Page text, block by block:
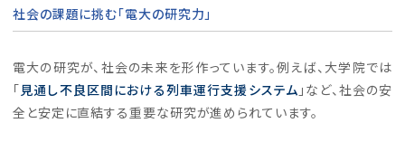
社会の課題に挑む「電大の研究力」
電大の研究が、社会の未来を形作っています。例えば、大学院では
「 見通し不良区間における列車運行支援システム 」など、社会の安
全と安定に直結する重要な研究が進められています。